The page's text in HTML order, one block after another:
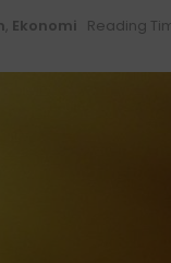
Ekonomi Reading